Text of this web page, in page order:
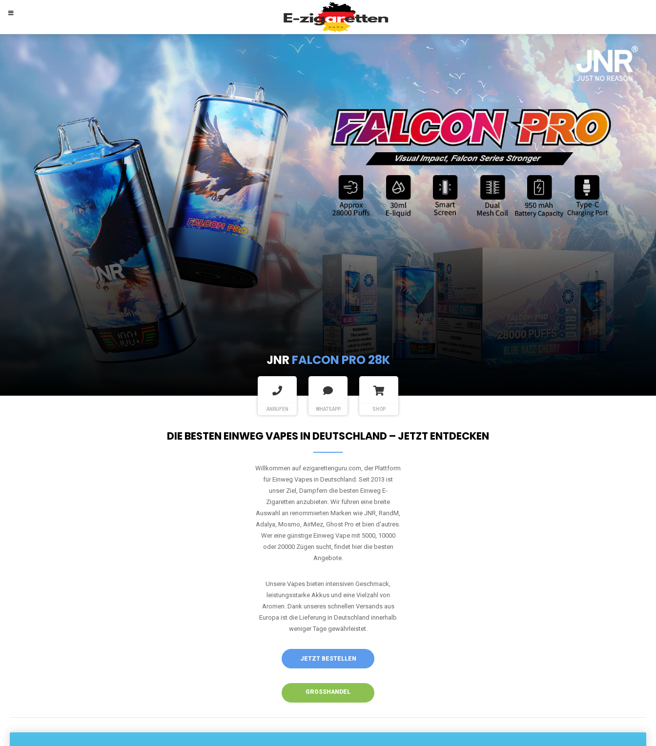
JNR FALCON PRO 28K
ANRUFEN WHATSAPP SHOP
DIE BESTEN EINWEG VAPES IN DEUTSCHLAND – JETZT ENTDECKEN
Willkommen auf ezigarettenguru.com, der Plattform
für Einweg Vapes in Deutschland. Seit 2013 ist
unser Ziel, Dampfern die besten Einweg E-
Zigaretten anzubieten. Wir führen eine breite
Auswahl an renommierten Marken wie JNR, RandM,
Adalya, Mosmo, AirMez, Ghost Pro et bien d'autres.
Wer eine günstige Einweg Vape mit 5000, 10000
oder 20000 Zügen sucht, findet hier die besten
Angebote.
Unsere Vapes bieten intensiven Geschmack,
leistungsstarke Akkus und eine Vielzahl von
Aromen. Dank unseres schnellen Versands aus
Europa ist die Lieferung in Deutschland innerhalb
weniger Tage gewährleistet.
JETZT BESTELLEN
GROSSHANDEL